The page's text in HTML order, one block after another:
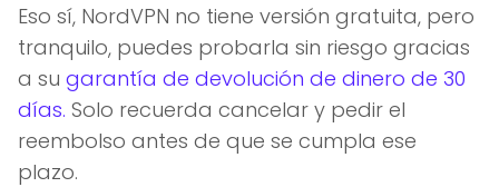
Eso sí, NordVPN no tiene versión gratuita, pero
tranquilo, puedes probarla sin riesgo gracias
a su garantía de devolución de dinero de 30
días. Solo recuerda cancelar y pedir el
reembolso antes de que se cumpla ese
plazo.